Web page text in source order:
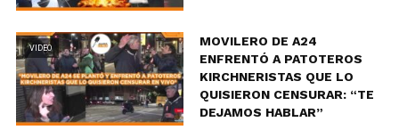
VIDEO
MOVILERO DE A24
ENFRENTÓ A PATOTEROS
KIRCHNERISTAS QUE LO
QUISIERON CENSURAR: “TE
DEJAMOS HABLAR”